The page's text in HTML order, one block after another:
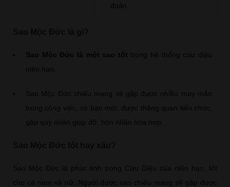
đoán
Sao Mộc Đức là một sao tốt trong hệ thống cửu diệu
niên hạn.
Sao Mộc Đức chiếu mạng sẽ gặp được nhiều may mắn
trong công việc, có bạn mới, được thăng quan tiến chức,
gặp quý nhân giúp đỡ, hôn nhân hòa hợp.
Sao Mộc Đức là phúc tinh trong Cửu Diệu của niên hạn, tốt
cho cả nam và nữ. Người được sao chiếu mạng sẽ gặp được